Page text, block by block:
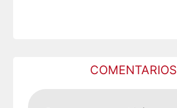
COMENTARIOS